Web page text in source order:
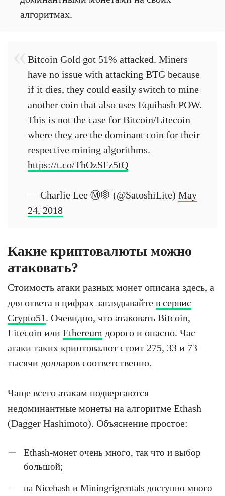
алгоритмах.
Bitcoin Gold got 51% attacked. Miners
have no issue with attacking BTG because
if it dies, they could easily switch to mine
another coin that also uses Equihash POW.
This is not the case for Bitcoin/Litecoin
where they are the dominant coin for their
respective mining algorithms.
https://t.co/ThOzSFz5tQ
— Charlie Lee Ⓜ️🕸️ (@SatoshiLite) May
24, 2018
Какие криптовалюты можно
атаковать?
Стоимость атаки разных монет описана здесь, а
для ответа в цифрах заглядывайте в сервис
Crypto51. Очевидно, что атаковать Bitcoin,
Litecoin или Ethereum дорого и опасно. Час
атаки таких криптовалют стоит 275, 33 и 73
тысячи долларов соответственно.
Чаще всего атакам подвергаются
недоминантные монеты на алгоритме Ethash
(Dagger Hashimoto). Объяснение простое:
Ethash-монет очень много, так что и выбор
большой;
на Nicehash и Miningrigrentals доступно много